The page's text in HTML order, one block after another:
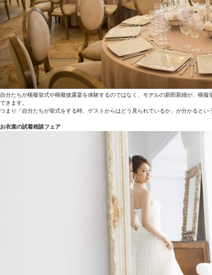
自分たちが模擬挙式や模擬披露宴を体験するのではなく、モデルの新郎新婦が、模
できます。
つまり「自分たちが挙式をする時、ゲストからはどう見られているか」が分かるとい
お衣裳の試着相談フェア